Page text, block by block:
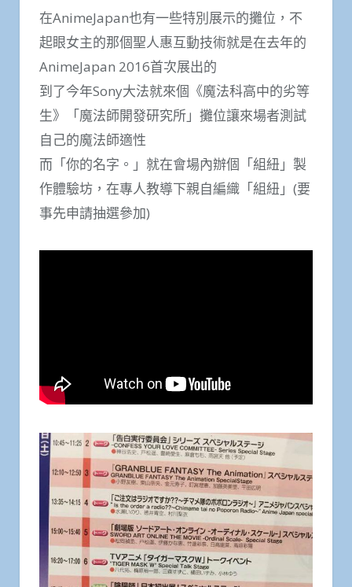
在AnimeJapan也有一些特別展示的攤位，不
起眼女主的那個聖人惠互動技術就是在去年的
AnimeJapan 2016首次展出的
到了今年Sony大法就來個《魔法科高中的劣等
生》「魔法師開發研究所」攤位讓來場者測試
自己的魔法師適性
而「你的名字。」就在會場內辦個「組紐」製
作體驗坊，在專人教導下親自編織「組紐」(要
事先申請抽選參加)